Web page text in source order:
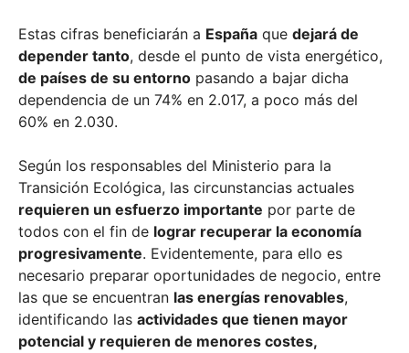
Estas cifras beneficiarán a España que dejará de
depender tanto, desde el punto de vista energético,
de países de su entorno pasando a bajar dicha
dependencia de un 74% en 2.017, a poco más del
60% en 2.030.
Según los responsables del Ministerio para la
Transición Ecológica, las circunstancias actuales
requieren un esfuerzo importante por parte de
todos con el fin de lograr recuperar la economía
progresivamente. Evidentemente, para ello es
necesario preparar oportunidades de negocio, entre
las que se encuentran las energías renovables,
identificando las actividades que tienen mayor
potencial y requieren de menores costes,